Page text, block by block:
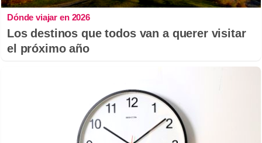
Dónde viajar en 2026
Los destinos que todos van a querer visitar
el próximo año